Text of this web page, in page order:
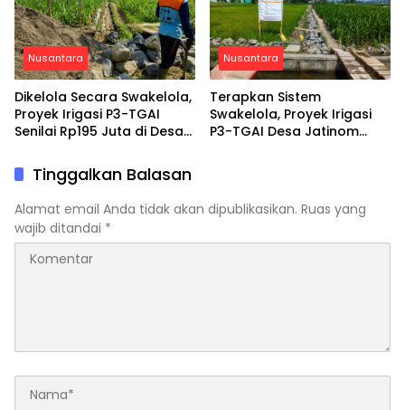
Nusantara
Dikelola Secara Swakelola,
Proyek Irigasi P3-TGAI
Senilai Rp195 Juta di Desa
Nusantara
Terapkan Sistem
Swakelola, Proyek Irigasi
P3-TGAI Desa Jatinom
Tinggalkan Balasan
Alamat email Anda tidak akan dipublikasikan. Ruas yang
wajib ditandai *